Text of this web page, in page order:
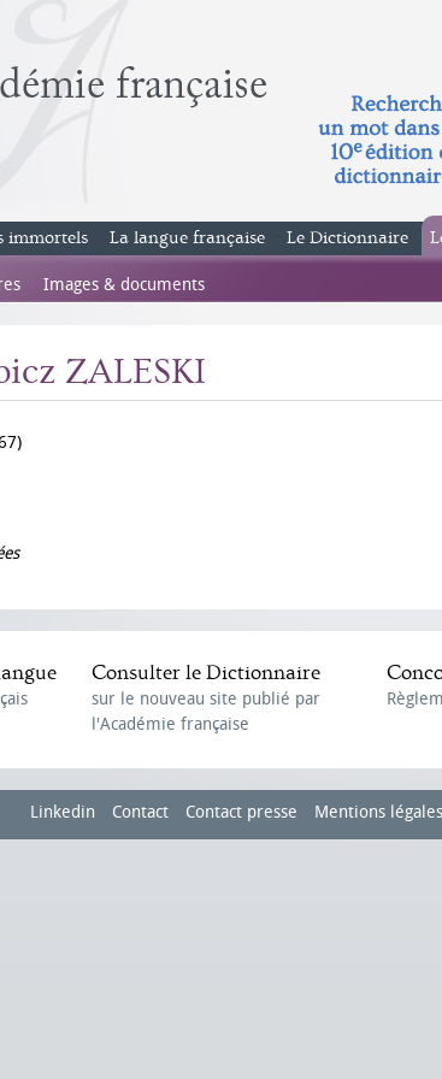
immortels La langue française Le Dictionnaire
Images & documents
ZALESKI
Consulter le Dictionnaire
sur le nouveau site publié par
l'Académie française
Linkedin Contact Contact presse Mentions légales